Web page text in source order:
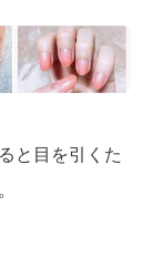
と目を引くた